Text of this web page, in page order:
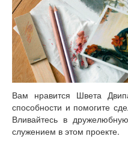
Книги
Аудио
Видео
Контакты
Наши контакты
Помощь Швета
Вам нравится Швета
способности и помогите
Вливайтесь в
служением в этом проекте.